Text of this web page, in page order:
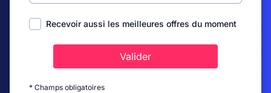
Recevoir aussi les meilleures offres du moment
Valider
* Champs obligatoires